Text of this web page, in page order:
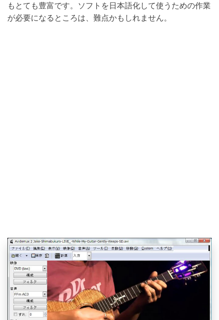
もとても豊富です。ソフトを日本語化して使うための作業
が必要になるところは、難点かもしれません。